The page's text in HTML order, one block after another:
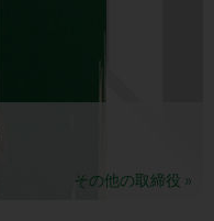
その他の取締役 »